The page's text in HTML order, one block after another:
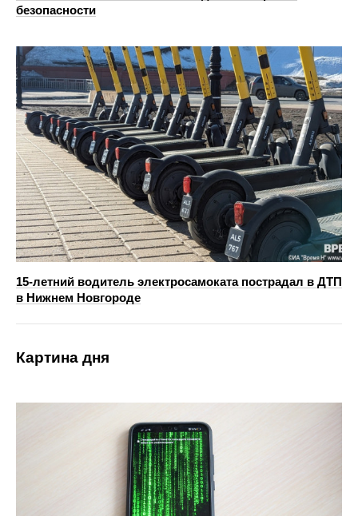
безопасности
15-летний водитель электросамоката пострадал в ДТП
в Нижнем Новгороде
Картина дня